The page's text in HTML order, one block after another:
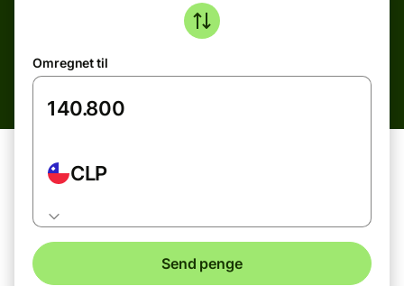
Omregnet til
CLP
Send penge